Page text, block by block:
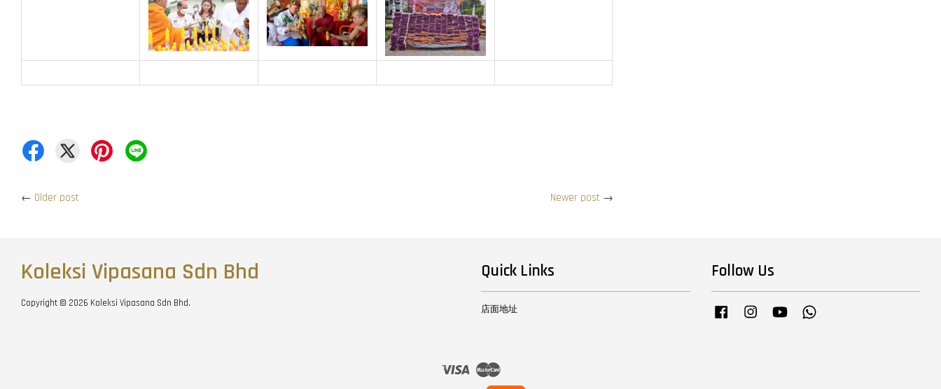
← Older post Newer post →
Koleksi Vipasana Sdn Bhd
Copyright © 2026 Koleksi Vipasana Sdn Bhd.
Quick Links
店面地址
Follow Us
Facebook InstagramYouTube
Visa Master